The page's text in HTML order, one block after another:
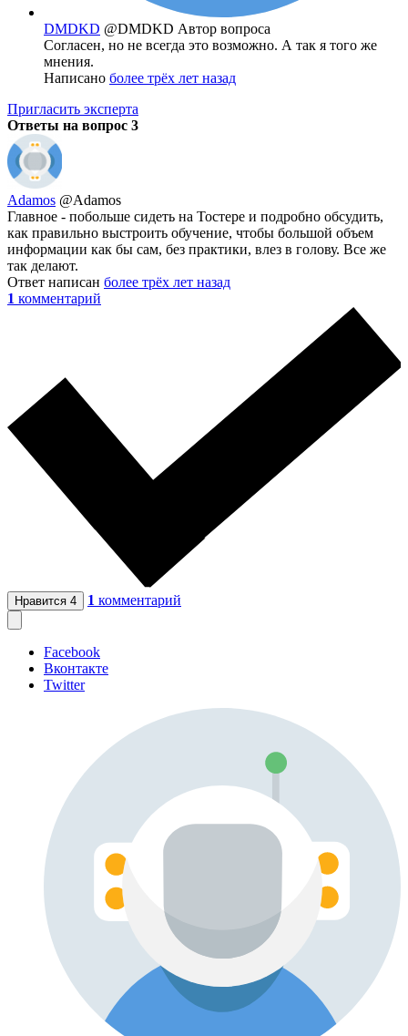
DMDKD @DMDKD Автор вопроса
Согласен, но не всегда это возможно. А так я того же
мнения.
Написано более трёх лет назад
Пригласить эксперта
Ответы на вопрос 3
Adamos @Adamos
Главное - побольше сидеть на Тостере и подробно обсудить,
как правильно выстроить обучение, чтобы большой объем
информации как бы сам, без практики, влез в голову. Все же
так делают.
Ответ написан более трёх лет назад
1 комментарий
Нравится 4 1 комментарий
Facebook
Вконтакте
Twitter